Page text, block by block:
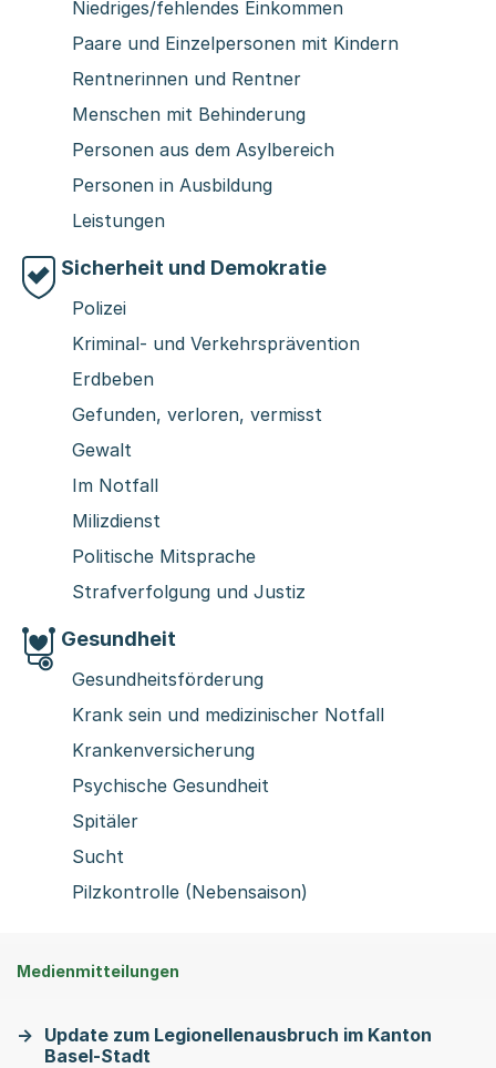
Niedriges/fehlendes Einkommen
Paare und Einzelpersonen mit Kindern
Rentnerinnen und Rentner
Menschen mit Behinderung
Personen aus dem Asylbereich
Personen in Ausbildung
Leistungen
Sicherheit und Demokratie
Polizei
Kriminal- und Verkehrsprävention
Erdbeben
Gefunden, verloren, vermisst
Gewalt
Im Notfall
Milizdienst
Politische Mitsprache
Strafverfolgung und Justiz
Gesundheit
Gesundheitsförderung
Krank sein und medizinischer Notfall
Krankenversicherung
Psychische Gesundheit
Spitäler
Sucht
Pilzkontrolle (Nebensaison)
Medienmitteilungen
Update zum Legionellenausbruch im Kanton
Basel-Stadt